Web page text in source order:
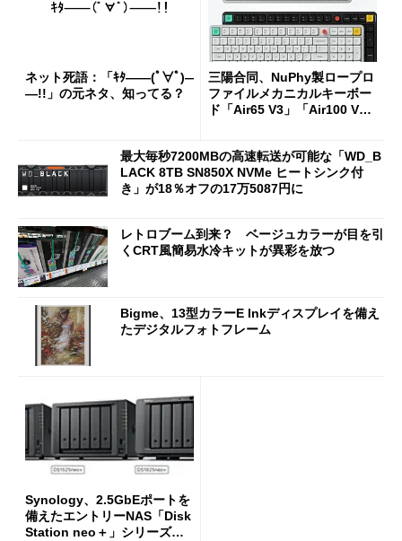
ネット死語：「ｷﾀ――(ﾟ∀ﾟ)―
―!!」の元ネタ、知ってる？
三陽合同、NuPhy製ロープロ
ファイルメカニカルキーボー
ド「Air65 V3」「Air100 V
最大毎秒7200MBの高速転送が可能な「WD_B
LACK 8TB SN850X NVMe ヒートシンク付
き」が18％オフの17万5087円に
レトロブーム到来？ ベージュカラーが目を引
くCRT風簡易水冷キットが異彩を放つ
Bigme、13型カラーE Inkディスプレイを備え
たデジタルフォトフレーム
Synology、2.5GbEポートを
備えたエントリーNAS「Disk
Station neo＋」シリーズを